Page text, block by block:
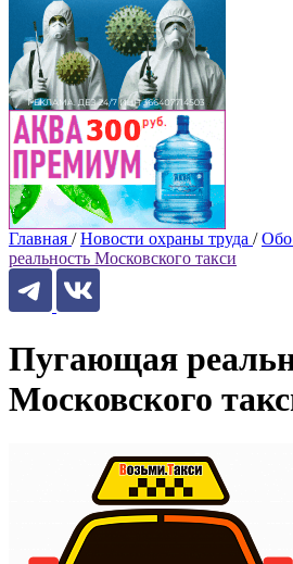
Главная / Новости охраны труда / Обо
реальность Московского такси
Пугающая
Московского